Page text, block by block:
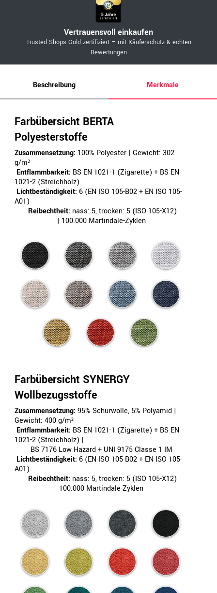
Vertrauensvoll einkaufen
Trusted Shops Gold zertifiziert – mit Käuferschutz & echten
Bewertungen
Beschreibung Merkmale
Farbübersicht BERTA
Polyesterstoffe
Zusammensetzung: 100% Polyester | Gewicht: 302
g/m²
Entflammbarkeit: BS EN 1021-1 (Zigarette) + BS EN
1021-2 (Streichholz)
Lichtbeständigkeit: 6 (EN ISO 105-B02 + EN ISO 105-
A01)
Reibechtheit: nass: 5, trocken: 5 (ISO 105-X12)
| 100.000 Martindale-Zyklen
Farbübersicht SYNERGY
Wollbezugsstoffe
Zusammensetzung: 95% Schurwolle, 5% Polyamid |
Gewicht: 400 g/m²
Entflammbarkeit: BS EN 1021-1 (Zigarette) + BS EN
1021-2 (Streichholz) |
BS 7176 Low Hazard + UNI 9175 Classe 1 IM
Lichtbeständigkeit: 6 (EN ISO 105-B02 + EN ISO 105-
A01)
Reibechtheit: nass: 5, trocken: 5 (ISO 105-X12)
100.000 Martindale-Zyklen